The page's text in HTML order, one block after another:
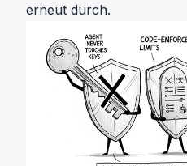
erneut durch.